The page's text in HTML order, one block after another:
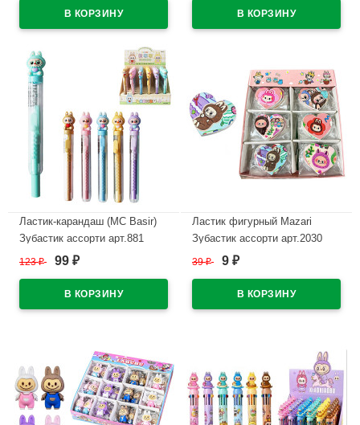
Ластик-карандаш (MC Basir)
Зубастик ассорти арт.881
В наличии
123₽ 99 ₽
Ластик фигурный Mazari
Зубастик ассорти арт.2030
В наличии
39₽ 9 ₽